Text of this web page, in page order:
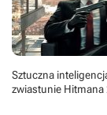
Sztuczna
zwiastunie Hitmana